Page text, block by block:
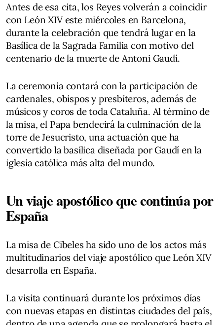
Antes de esa cita, los Reyes volverán a coincidir
con León XIV este miércoles en Barcelona,
durante la celebración que tendrá lugar en la
Basílica de la Sagrada Familia con motivo del
centenario de la muerte de Antoni Gaudí.
La ceremonia contará con la participación de
cardenales, obispos y presbíteros, además de
músicos y coros de toda Cataluña. Al término de
la misa, el Papa bendecirá la culminación de la
torre de Jesucristo, una actuación que ha
convertido la basílica diseñada por Gaudí en la
iglesia católica más alta del mundo.
Un viaje apostólico que continúa por
España
La misa de Cibeles ha sido uno de los actos más
multitudinarios del viaje apostólico que León XIV
desarrolla en España.
La visita continuará durante los próximos días
con nuevas etapas en distintas ciudades del país,